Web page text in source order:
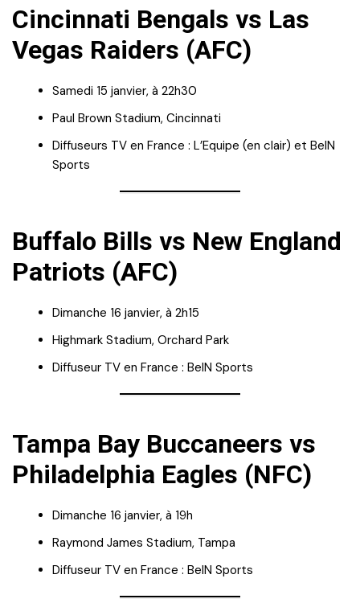
Cincinnati Bengals vs Las
Vegas Raiders (AFC)
Samedi 15 janvier, à 22h30
Paul Brown Stadium, Cincinnati
Diffuseurs TV en France : L’Equipe (en clair) et BeIN
Sports
Buffalo Bills vs New England
Patriots (AFC)
Dimanche 16 janvier, à 2h15
Highmark Stadium, Orchard Park
Diffuseur TV en France : BeIN Sports
Tampa Bay Buccaneers vs
Philadelphia Eagles (NFC)
Dimanche 16 janvier, à 19h
Raymond James Stadium, Tampa
Diffuseur TV en France : BeIN Sports